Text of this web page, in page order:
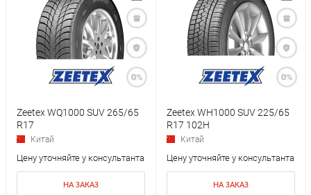
Zeetex WQ1000 SUV 265/65
R17
Китай
Цену уточняйте у консультанта
НА ЗАКАЗ
Zeetex WH1000 SUV 225/65
R17 102H
Китай
Цену уточняйте у консультанта
НА ЗАКАЗ